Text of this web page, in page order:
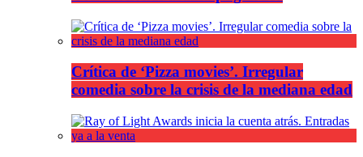
Crítica de ‘Pizza movies’. Irregular
comedia sobre la crisis de la mediana edad